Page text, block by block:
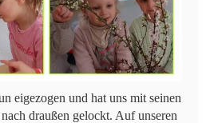
eigezogen und hat uns mit seinen
draußen gelockt. Auf unseren